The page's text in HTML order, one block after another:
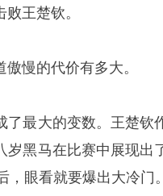
败王楚钦。
慢的代价有多大。
了最大的变数。王楚钦
岁黑马在比赛中展现出
，眼看就要爆出大冷门